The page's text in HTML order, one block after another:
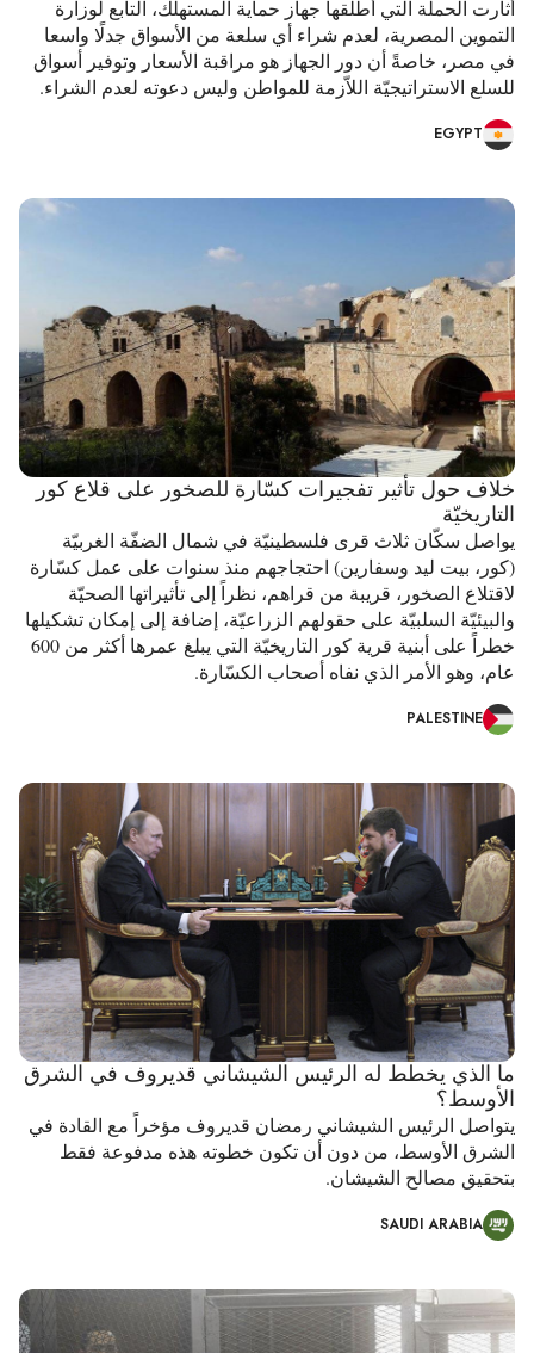
أثارت الحملة التي أطلقها جهاز حماية المستهلك، التابع لوزارة
التموين المصرية، لعدم شراء أي سلعة من الأسواق جدلًا واسعا
في مصر، خاصةً أن دور الجهاز هو مراقبة الأسعار وتوفير أسواق
للسلع الاستراتيجيّة اللاّزمة للمواطن وليس دعوته لعدم الشراء.
EGYPT
خلاف حول تأثير تفجيرات كسّارة للصخور على قلاع كور
التاريخيّة
يواصل سكّان ثلاث قرى فلسطينيّة في شمال الضفّة الغربيّة
(كور، بيت ليد وسفارين) احتجاجهم منذ سنوات على عمل كسّارة
لاقتلاع الصخور، قريبة من قراهم، نظراً إلى تأثيراتها الصحيّة
والبيئيّة السلبيّة على حقولهم الزراعيّة، إضافة إلى إمكان تشكيلها
خطراً على أبنية قرية كور التاريخيّة التي يبلغ عمرها أكثر من 600
عام، وهو الأمر الذي نفاه أصحاب الكسّارة.
PALESTINE
ما الذي يخطط له الرئيس الشيشاني قديروف في الشرق
الأوسط؟
يتواصل الرئيس الشيشاني رمضان قديروف مؤخراً مع القادة في
الشرق الأوسط، من دون أن تكون خطوته هذه مدفوعة فقط
بتحقيق مصالح الشيشان.
SAUDI ARABIA